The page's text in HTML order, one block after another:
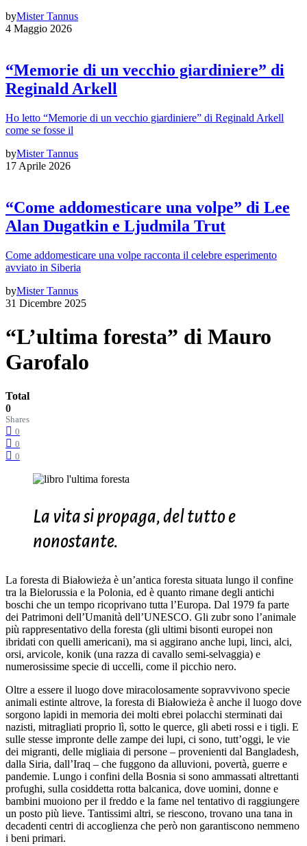
byMister Tannus
4 Maggio 2026
“Memorie di un vecchio giardiniere” di
Reginald Arkell
Ho letto “Memorie di un vecchio giardiniere” di Reginald Arkell
come se fosse il
byMister Tannus
17 Aprile 2026
“Come addomesticare una volpe” di Lee
Alan Dugatkin e Ljudmila Trut
Come addomesticare una volpe racconta il celebre esperimento
avviato in Siberia
byMister Tannus
31 Dicembre 2025
“L’ultima foresta” di Mauro
Garofalo
Total
0
Shares
0
0
0
La vita si propaga, del tutto e
nonostante.
La foresta di Białowieża è un’antica foresta situata lungo il confine
tra la Bielorussia e la Polonia, ed è quanto rimane degli antichi
boschi che un tempo ricoprivano tutta l’Europa. Dal 1979 fa parte
dei Patrimoni dell’Umanità dell’UNESCO. Gli zubr sono l’animale
più rappresentativo della foresta (gli ultimi bisonti europei non
ibridati con quelli americani), ma si aggirano anche lupi, linci, alci,
orsi, arvicole, konik (una razza di cavallo semi-selvaggia) e
numerosissime specie di uccelli, come il picchio nero.
Oltre a essere il luogo dove miracolosamente sopravvivono specie
animali estinte altrove, la foresta di Białowieża è anche il luogo dove
sorgono lapidi in memoria dei molti ebrei polacchi sterminati dai
nazisti, mitragliati proprio lì, sotto le querce, gli abeti rossi e i tigli. E
sulle stesse impronte delle zampe dei lupi, ci sono, tutt’oggi, le vie
dei migranti, delle migliaia di persone – provenienti dal Bangladesh,
dalla Siria, dall’Iraq – che fuggono da alluvioni, povertà, guerre e
pandemie. Lungo i confini della Bosnia si sono ammassati altrettanti
profughi, sulla cosiddetta rotta balcanica, dove uomini, donne e
bambini muoiono per il freddo e la fame nel tentativo di raggiungere
un posto più lieve. Tantissimi altri, se riescono, trovano una tana in
decadenti centri di accoglienza che però non garantiscono nemmeno
i beni primari.